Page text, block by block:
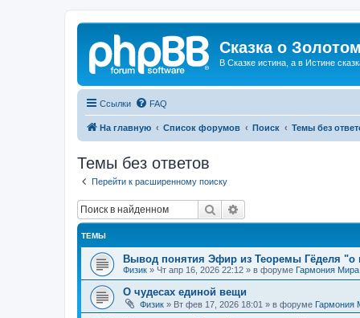
Сказка о
В Сказке истина, а в Истине
Ссылки FAQ
На главную Список форумов Поиск Темы без
Темы без ответов
Перейти к расширенному поиску
Поиск
ТЕМЫ
Вывод понятия Эфир из Теоремы Гёделя "о
Физик » Чт апр 16, 2026 22:12 » в форуме Гармония Мира
О чудесах единой вещи
Физик » Вт фев 17, 2026 18:01 » в форуме Гармония